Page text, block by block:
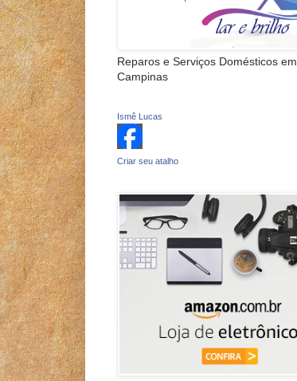
Reparos e Serviços Domésticos em
Campinas
Ismê Lucas
Criar seu atalho